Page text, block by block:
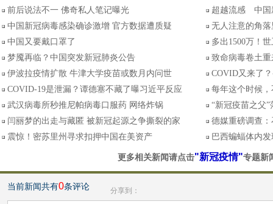
前后说法不一 佛奇私人笔记曝光
超越流感 中国
中国新冠病毒感染确诊激增 官方数据遭质疑
无人注意的角
中国又要戴口罩了
多出1500万！
梦魇再临？中国突发新冠肺炎公告
致命病毒卷土
伊波拉疫情扩散 牛津大学疫苗或数月内问世
COVID又来了
COVID-19是泄漏？谭德塞不藏了曝习近平反应
每年这个时候
武汉病毒所秒推尼帕病毒口服药 网络炸锅
“新冠疫苗之父
闫丽梦的出走与藏匿 被新冠起源之争撕裂的家
德媒重磅调查
震惊！密苏里州寻求扣押中国在美资产
巴西蝙蝠体内
更多相关新闻请点击"新冠疫情"专题新
当前新闻共有0条评论 分享到：